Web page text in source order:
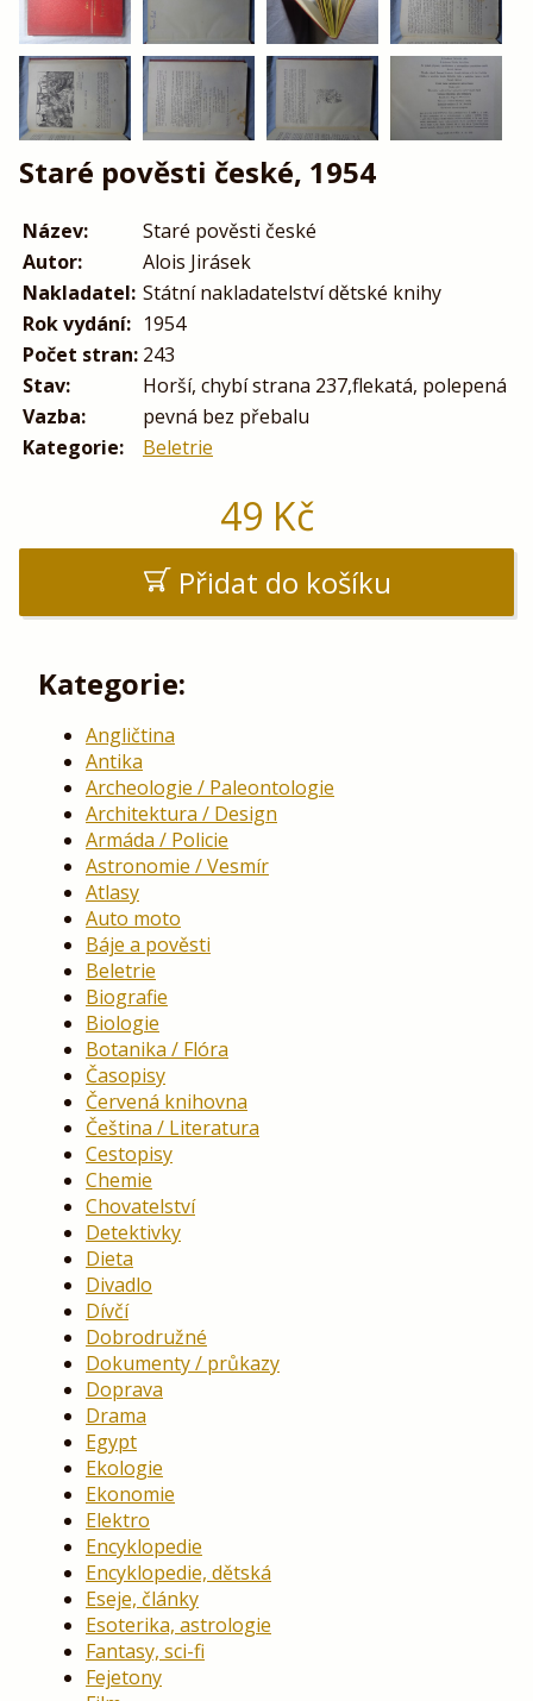
Staré pověsti české, 1954
Název:
Staré pověsti české
Autor:
Alois Jirásek
Nakladatel: Státní nakladatelství dětské knihy
Rok vydání: 1954
Počet stran: 243
Stav:
Horší, chybí strana 237,flekatá, polepená
Vazba:
pevná bez přebalu
Kategorie:
Beletrie
49 Kč
Přidat do košíku
Kategorie:
Angličtina
Antika
Archeologie / Paleontologie
Architektura / Design
Armáda / Policie
Astronomie / Vesmír
Atlasy
Auto moto
Báje a pověsti
Beletrie
Biografie
Biologie
Botanika / Flóra
Časopisy
Červená knihovna
Čeština / Literatura
Cestopisy
Chemie
Chovatelství
Detektivky
Dieta
Divadlo
Dívčí
Dobrodružné
Dokumenty / průkazy
Doprava
Drama
Egypt
Ekologie
Ekonomie
Elektro
Encyklopedie
Encyklopedie, dětská
Eseje, články
Esoterika, astrologie
Fantasy, sci-fi
Fejetony